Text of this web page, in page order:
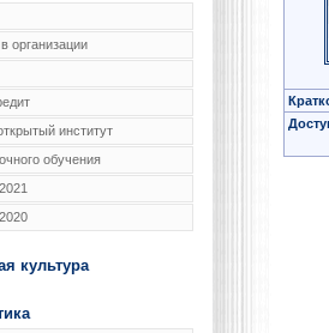
организации
институт
обучения
культура